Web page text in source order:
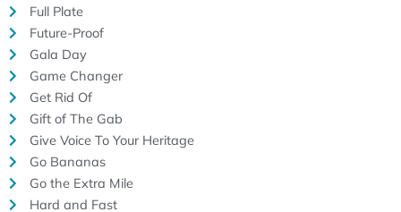
Full Plate
Future-Proof
Gala Day
Game Changer
Get Rid Of
Gift of The Gab
Give Voice To Your Heritage
Go Bananas
Go the Extra Mile
Hard and Fast